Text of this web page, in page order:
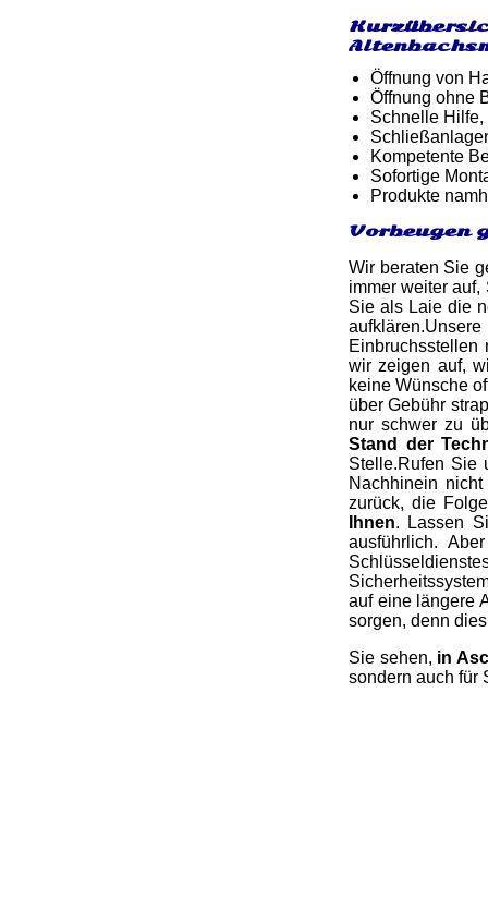
Öffnung von
Öffnung ohne
Schnelle Hilfe,
Kompetente
Sofortige
Produkte
Vorbeugen
Wir beraten Sie
immer weiter
Sie als Laie die
Einbruchsstellen
wir zeigen auf,
keine Wünsche
über Gebühr
nur schwer zu
Stand der
Stelle.Rufen Sie
Nachhinein
zurück, die
Ihnen. Lassen
ausführlich.
auf eine längere
sorgen, denn
Sie sehen, in
sondern auch für